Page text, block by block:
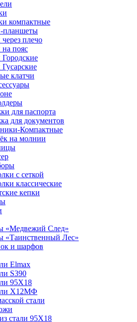
компактные
планшеты
плечо
пояс
клатчи
для паспорта
для документов
Компактные
на молнии
с сеткой
классические
кепки
«Медвежий След»
Лес»
и шарфов
Elmax
S390
95X18
Х12МФ
стали
стали 95X18